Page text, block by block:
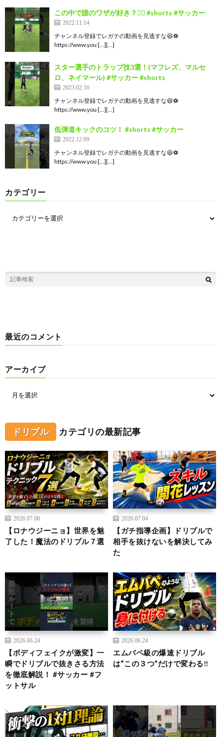
この中で誰のワザが好き？🙋‍♂️ #shorts #サッカー
2022.11.14
チャンネル登録でレガテの動画を見逃すな😆⚽️
https://www.you […][…]
スター選手のトラップ技3選！(マフレズ、マルセ
ロ、ネイマール) #サッカー #shorts
2023.02.16
チャンネル登録でレガテの動画を見逃すな😆⚽️
https://www.you […][…]
低弾道キックのコツ！ #shorts #サッカー
2022.12.09
チャンネル登録でレガテの動画を見逃すな😆⚽️
https://www.you […][…]
カテゴリー
最近のコメント
アーカイブ
ドリブル カテゴリの最新記事
2026.07.08
【ロナウジーニョ】世界を魅
了した！魔法のドリブル７選
2026.07.04
【ガチ指導企画】ドリブルで
相手を抜けないを解決してみ
た
2026.06.24
【ボディフェイクが激変】一
瞬でドリブルで抜きさる方法
を徹底解説！ #サッカー #フ
ットサル
2026.06.24
エムバペ級の爆速ドリブル
は”この３つ“だけで変わる‼︎